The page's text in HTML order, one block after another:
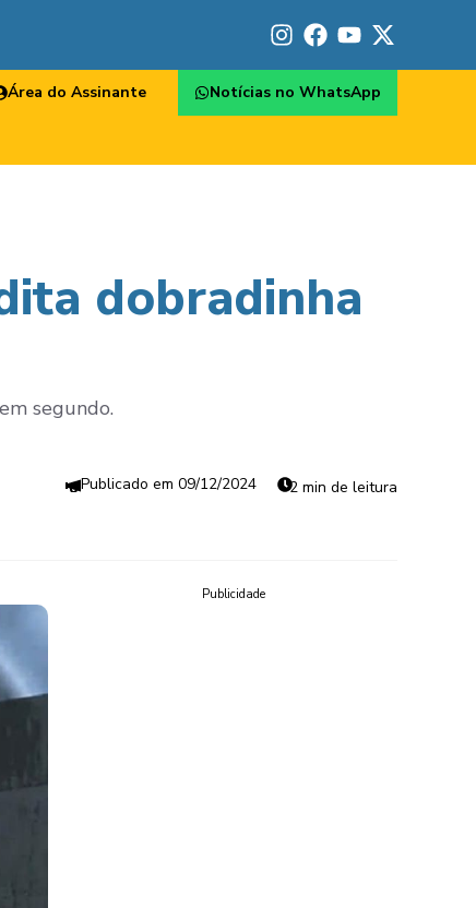
Área do Assinante Notícias no WhatsApp
dobradinha
segundo.
09/12/2024 2 min de leitura
Publicidade